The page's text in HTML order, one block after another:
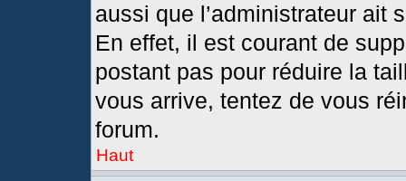
aussi que l’administrateur ait
En effet, il est courant de
postant pas pour réduire la
vous arrive, tentez de vous
forum.
Haut